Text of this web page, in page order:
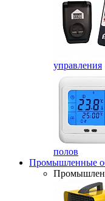
управления
полов
Промышленные